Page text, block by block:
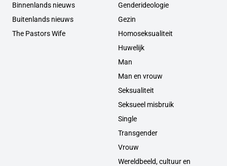
Binnenlands nieuws
Buitenlands nieuws
The Pastors Wife
Genderideologie
Gezin
Homoseksualiteit
Huwelijk
Man
Man en vrouw
Seksualiteit
Seksueel misbruik
Single
Transgender
Vrouw
Wereldbeeld, cultuur en